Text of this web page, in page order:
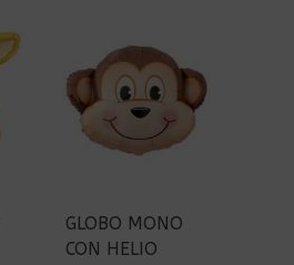
GLOBO MONO
CON HELIO